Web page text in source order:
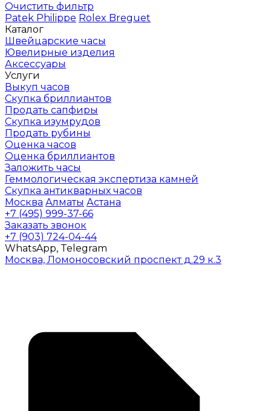
Очистить фильтр
Patek Philippe Rolex Breguet
Каталог
Швейцарские часы
Ювелирные изделия
Аксессуары
Услуги
Выкуп часов
Скупка бриллиантов
Продать сапфиры
Скупка изумрудов
Продать рубины
Оценка часов
Оценка бриллиантов
Заложить часы
Геммологическая экспертиза камней
Скупка антикварных часов
Москва Алматы Астана
+7 (495) 999-37-66
Заказать звонок
+7 (903) 724-04-44
WhatsApp, Telegram
Москва, Ломоносовский проспект д.29 к.3